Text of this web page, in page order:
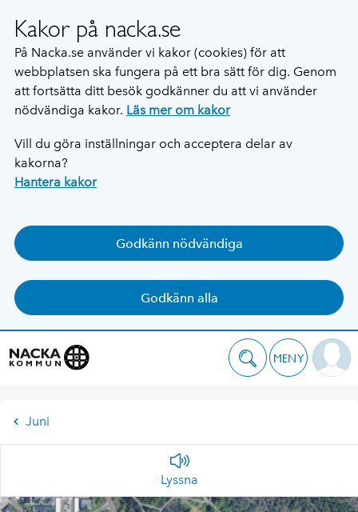
Kakor på nacka.se
På Nacka.se använder vi kakor (cookies) för att
webbplatsen ska fungera på ett bra sätt för dig. Genom
att fortsätta ditt besök godkänner du att vi använder
nödvändiga kakor. Läs mer om kakor
Vill du göra inställningar och acceptera delar av
kakorna?
Hantera kakor
Godkänn nödvändiga
Godkänn alla
MENY
Juni
Lyssna